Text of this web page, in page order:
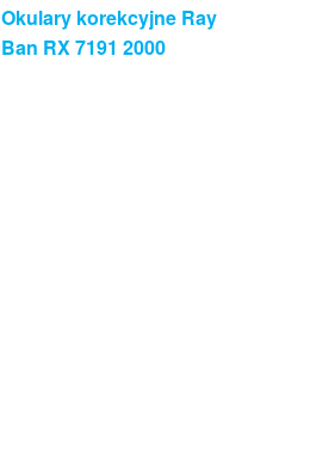
Okulary korekcyjne Ray
Ban RX 7191 2000